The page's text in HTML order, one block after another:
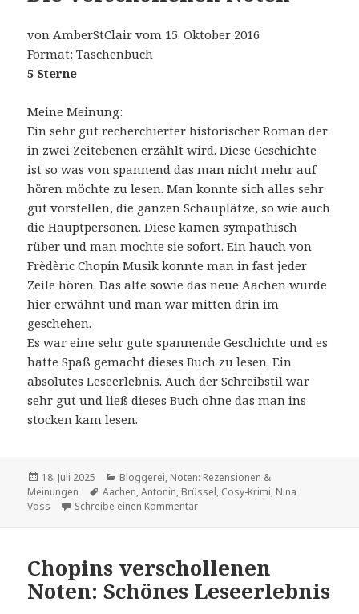
von AmberStClair vom 15. Oktober 2016
Format: Taschenbuch
5 Sterne
Meine Meinung:
Ein sehr gut recherchierter historischer Roman der
in zwei Zeitebenen erzählt wird. Diese Geschichte
ist so was von spannend das man nicht mehr auf
hören möchte zu lesen. Man konnte sich alles sehr
gut vorstellen, die ganzen Schauplätze, so wie auch
die Hauptpersonen. Diese kamen sympathisch
rüber und man mochte sie sofort. Ein hauch von
Frèdèric Chopin Musik konnte man in fast jeder
Zeile hören. Das alte sowie das neue Aachen wurde
hier erwähnt und man war mitten drin im
geschehen.
Es war eine sehr gute spannende Geschichte und es
hatte Spaß gemacht dieses Buch zu lesen. Ein
absolutes Leseerlebnis. Auch der Schreibstil war
sehr gut und ließ dieses Buch ohne das man ins
stocken kam lesen.
Veröffentlicht
am
18. Juli 2025 Kategorien
Bloggerei, Noten: Rezensionen &
Meinungen
Schlagwörter
Aachen,Antonin, Brüssel, Cosy-Krimi, Nina
Voss
Schreibe einen Kommentarzu Die verschollenen Noten
Chopins verschollenen
Noten: Schönes Leseerlebnis